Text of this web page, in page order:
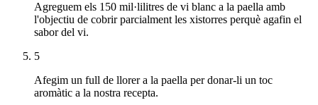
Agreguem els 150 mil·lilitres de vi blanc a la paella amb
l'objectiu de cobrir parcialment les xistorres perquè agafin el
sabor del vi.
5
Afegim un full de llorer a la paella per donar-li un toc
aromàtic a la nostra recepta.